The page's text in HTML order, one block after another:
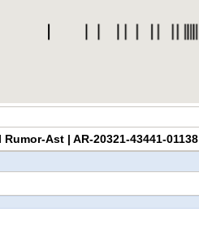
Ast | AR-20321-43441-01138